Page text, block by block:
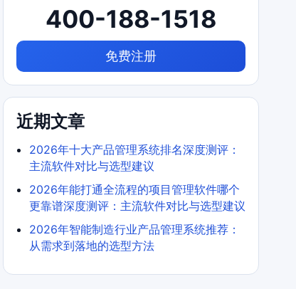
400-188-1518
免费注册
近期文章
2026年十大产品管理系统排名深度测评：
主流软件对比与选型建议
2026年能打通全流程的项目管理软件哪个
更靠谱深度测评：主流软件对比与选型建议
2026年智能制造行业产品管理系统推荐：
从需求到落地的选型方法